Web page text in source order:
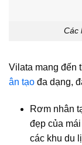
Các
Vilata mang đến
ân tạo đa dạng,
Rơm nhân
đẹp của
các khu du